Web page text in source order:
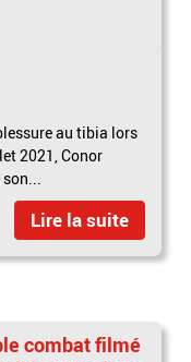
au tibia lors
2021, Conor
Lire la suite
combat filmé